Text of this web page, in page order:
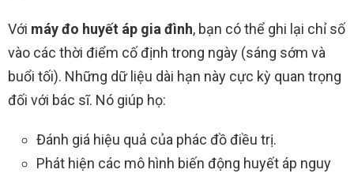
Với máy đo huyết áp gia đình, bạn có thể ghi lại chỉ số
vào các thời điểm cố định trong ngày (sáng sớm và
buổi tối). Những dữ liệu dài hạn này cực kỳ quan trọng
đối với bác sĩ. Nó giúp họ:
Đánh giá hiệu quả của phác đồ điều trị.
Phát hiện các mô hình biến động huyết áp nguy